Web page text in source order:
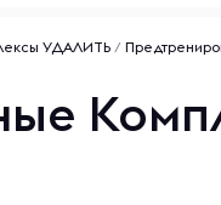
УДАЛИТЬ/